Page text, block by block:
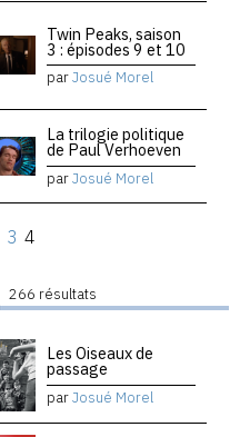
Twin Peaks, saison
3 : épisodes 9 et 10
parJosué Morel
La trilogie politique
de Paul Verhoeven
parJosué Morel
3 4
266 résultats
Les Oiseaux de
passage
parJosué Morel